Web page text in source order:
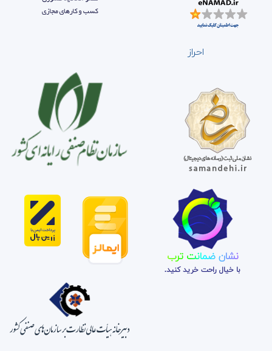
احراز
نشان ضمانت ترب
با خیال راحت خرید کنید.